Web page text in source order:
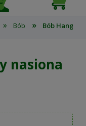
» Bób » Bób
nasiona